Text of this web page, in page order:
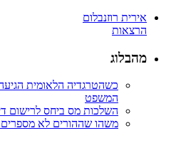
אירית רוזנבלום
הרצאות
מהבלוג
כשהטרגדיה הלאומית
המשפט
השלכות מס ביחס לרישום
משהו שההורים לא